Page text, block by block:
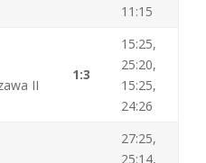
11:15
II
1:3
15:25,
25:20,
15:25,
24:26
27:25,
25:14,